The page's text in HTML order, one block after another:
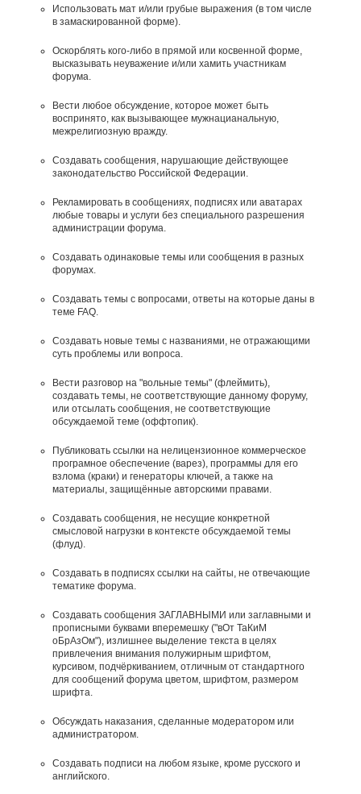
Использовать мат и/или грубые выражения (в том числе
в замаскированной форме).
Оскорблять кого-либо в прямой или косвенной форме,
высказывать неуважение и/или хамить участникам
форума.
Вести любое обсуждение, которое может быть
воспринято, как вызывающее мужнацианальную,
межрелигиозную вражду.
Создавать сообщения, наpyшающие действyющее
законодательство Российской Федерации.
Рекламировать в сообщениях, подписях или аватарах
любые товары и услуги без специального разрешения
администрации форума.
Создавать одинаковые темы или сообщения в разных
форумах.
Создавать темы с вопросами, ответы на которые даны в
теме FAQ.
Создавать новые темы с названиями, не отражающими
суть проблемы или вопроса.
Вести разговор на "вольные темы" (флеймить),
создавать темы, не соответствующие данному форуму,
или отсылать сообщения, не соответствующие
обсуждаемой теме (оффтопик).
Публиковать ссылки на нелицензионное коммерческое
програмное обеспечение (варез), программы для его
взлома (краки) и генераторы ключей, а также на
материалы, защищённые авторскими правами.
Создавать сообщения, не несущие конкретной
смысловой нагрузки в контексте обсуждаемой темы
(флуд).
Создавать в подписях ссылки на сайты, не отвечающие
тематике форума.
Cоздавать сообщения ЗАГЛАВНЫМИ или заглавными и
прописными буквами вперемешку ("вОт ТаКиМ
оБрАзОм"), излишнее выделение текста в целях
привлечения внимания полужирным шрифтом,
курсивом, подчёркиванием, отличным от стандартного
для сообщений форума цветом, шрифтом, размером
шрифта.
Обсуждать наказания, сделанные модератором или
администратором.
Создавать подписи на любом языке, кроме русского и
английского.